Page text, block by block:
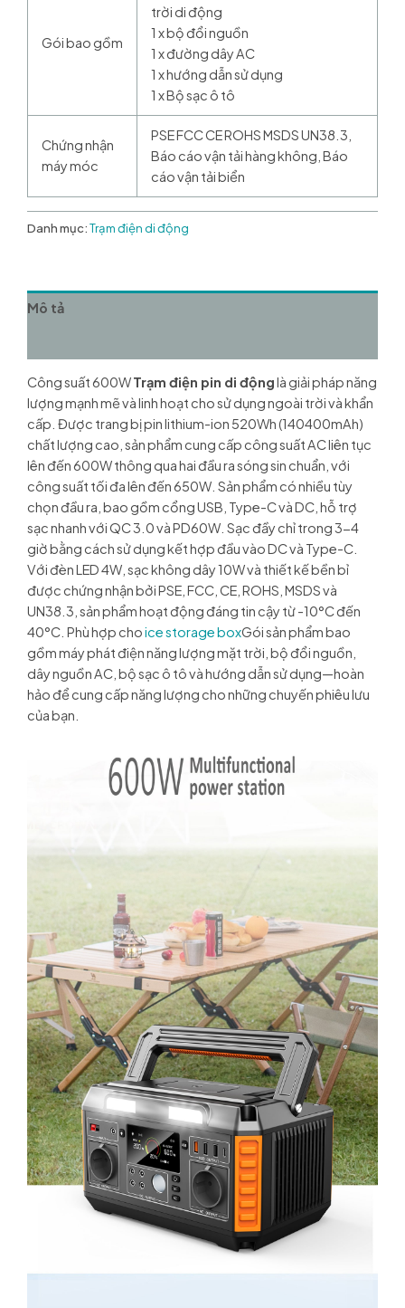
Gói bao gồm
trời di động
1 x bộ đổi nguồn
1 x đường dây AC
1 x hướng dẫn sử dụng
1 x Bộ sạc ô tô
Chứng nhận
máy móc
PSE FCC CE ROHS MSDS UN38.3,
Báo cáo vận tải hàng không, Báo
cáo vận tải biển
Danh mục:Trạm điện di động
Mô tả
Công suất 600WTrạm điện pin di độnglà giải pháp năng
lượng mạnh mẽ và linh hoạt cho sử dụng ngoài trời và khẩn
cấp. Được trang bị pin lithium-ion 520Wh (140400mAh)
chất lượng cao, sản phẩm cung cấp công suất AC liên tục
lên đến 600W thông qua hai đầu ra sóng sin chuẩn, với
công suất tối đa lên đến 650W. Sản phẩm có nhiều tùy
chọn đầu ra, bao gồm cổng USB, Type-C và DC, hỗ trợ
sạc nhanh với QC 3.0 và PD60W. Sạc đầy chỉ trong 3-4
giờ bằng cách sử dụng kết hợp đầu vào DC và Type-C.
Với đèn LED 4W, sạc không dây 10W và thiết kế bền bỉ
được chứng nhận bởi PSE, FCC, CE, ROHS, MSDS và
UN38.3, sản phẩm hoạt động đáng tin cậy từ -10°C đến
40°C. Phù hợp choice storage boxGói sản phẩm bao
gồm máy phát điện năng lượng mặt trời, bộ đổi nguồn,
dây nguồn AC, bộ sạc ô tô và hướng dẫn sử dụng—hoàn
hảo để cung cấp năng lượng cho những chuyến phiêu lưu
của bạn.